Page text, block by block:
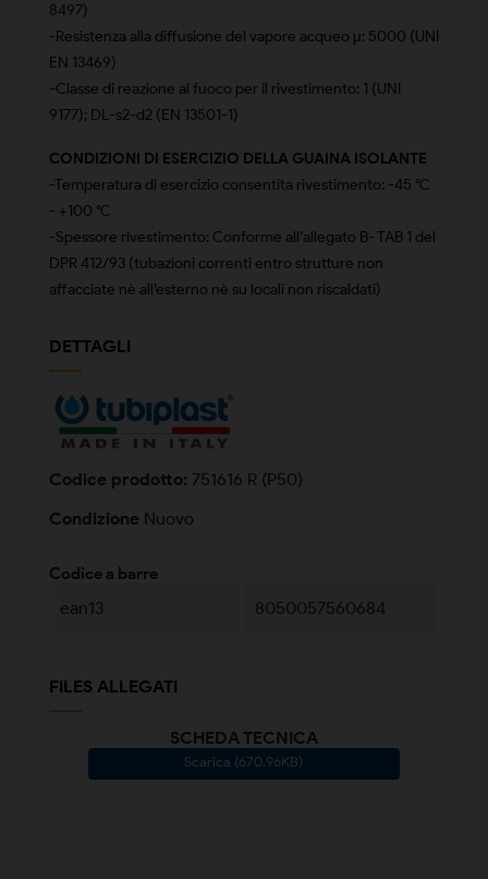
8497)
-Resistenza alla diffusione del vapore acqueo µ: 5000 (UNI
EN 13469)
-Classe di reazione al fuoco per il rivestimento: 1 (UNI
9177); DL-s2-d2 (EN 13501-1)
CONDIZIONI DI ESERCIZIO DELLA GUAINA ISOLANTE
-Temperatura di esercizio consentita rivestimento: -45 °C
- +100 °C
-Spessore rivestimento: Conforme all’allegato B- TAB 1 del
DPR 412/93 (tubazioni correnti entro strutture non
affacciate nè all’esterno nè su locali non riscaldati)
DETTAGLI
Codice prodotto: 751616 R (P50)
Condizione Nuovo
Codice a barre
ean13 8050057560684
FILES ALLEGATI
SCHEDA TECNICA
Scarica (670.96KB)